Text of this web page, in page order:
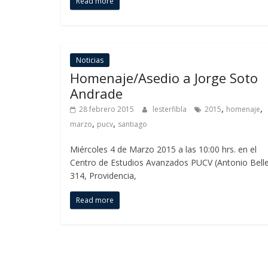
Noticias
Homenaje/Asedio a Jorge Soto
Andrade
28 febrero 2015 lesterfibla 2015, homenaje,
marzo, pucv, santiago
Miércoles 4 de Marzo 2015 a las 10:00 hrs. en el
Centro de Estudios Avanzados PUCV (Antonio
314, Providencia,
Read more